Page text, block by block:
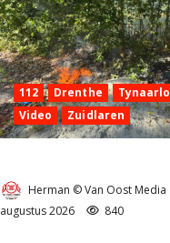
112 Drenthe
Tynaarlo
Video
Zuidlaren
Herman © Van Oost Media
augustus 2026
840